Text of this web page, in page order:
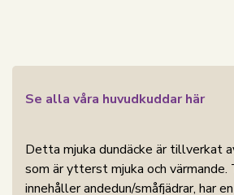
Se alla våra huvudkuddar här
Detta mjuka dundäcke är tillverkat
som är ytterst mjuka och värmande.
innehåller andedun/småfjädrar, har